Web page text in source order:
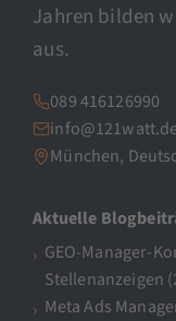
Jahren bilden
aus.
089 416126990
info@121watt.de
München,
Aktuelle
GEO-Manager-
Stellenanzeigen
Meta Ads